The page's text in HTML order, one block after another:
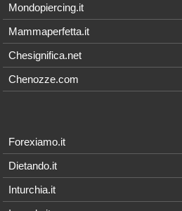
Mondopiercing.it
Mammaperfetta.it
Chesignifica.net
Chenozze.com
Forexiamo.it
Dietando.it
Inturchia.it